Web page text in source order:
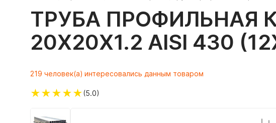
ТРУБА ПРОФИЛЬНАЯ
20Х20Х1.2 AISI 430
219 человек(а) интересовались данным товаром
★★★★★(5.0)